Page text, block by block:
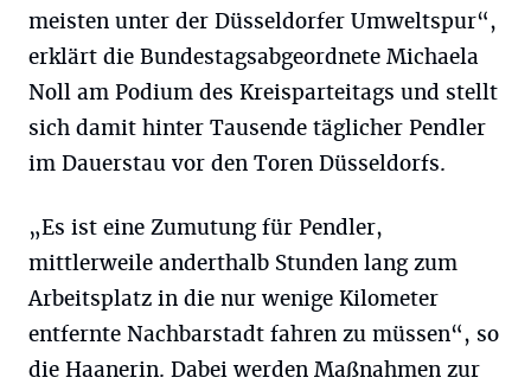
meisten unter der Düsseldorfer Umweltspur“,
erklärt die Bundestagsabgeordnete Michaela
Noll am Podium des Kreisparteitags und stellt
sich damit hinter Tausende täglicher Pendler
im Dauerstau vor den Toren Düsseldorfs.
„Es ist eine Zumutung für Pendler,
mittlerweile anderthalb Stunden lang zum
Arbeitsplatz in die nur wenige Kilometer
entfernte Nachbarstadt fahren zu müssen“, so
die Haanerin. Dabei werden Maßnahmen zur